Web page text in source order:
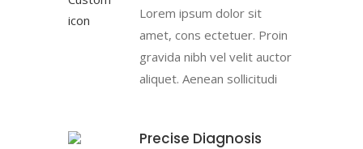
Lorem ipsum dolor sit
amet, cons ectetuer. Proin
gravida nibh vel velit auctor
aliquet. Aenean sollicitudi
Precise Diagnosis